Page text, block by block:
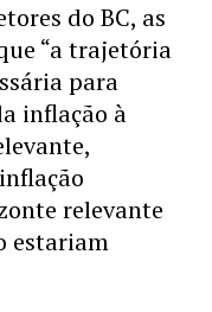
do BC, as
“a trajetória
para
inflação à
relevante
estariam